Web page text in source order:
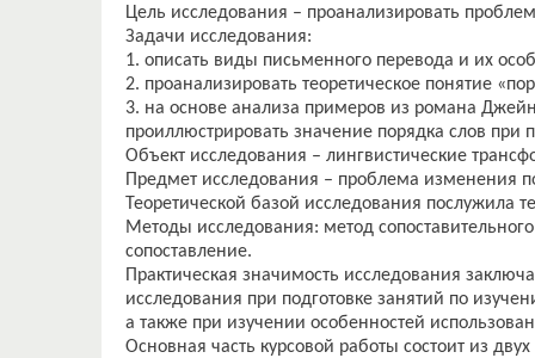
Цель исследования – проанализировать
Задачи исследования:
1. описать виды письменного перевода и их
2. проанализировать теоретическое понятие
3. на основе анализа примеров из романа
проиллюстрировать значение порядка слов при
Объект исследования – лингвистические
Предмет исследования – проблема изменения
Теоретической базой исследования послужила
Методы исследования: метод
сопоставление.
Практическая значимость исследования
исследования при подготовке занятий по
а также при изучении особенностей
Основная часть курсовой работы состоит из